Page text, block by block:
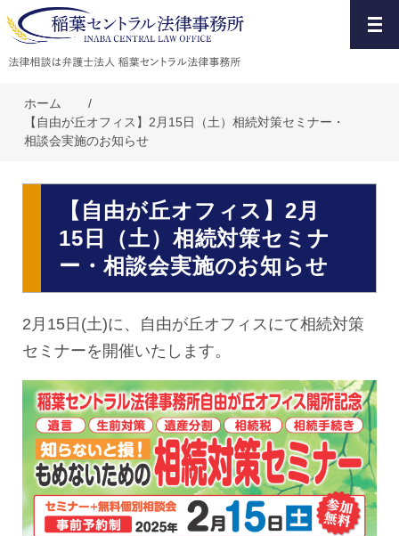
ホーム
/
【自由が丘オフィス】2月15日（土）相続対策セミナー・
相談会実施のお知らせ
【自由が丘オフィス】2月
15日（土）相続対策セミナ
ー・相談会実施のお知らせ
2月15日(土)に、自由が丘オフィスにて相続対策
セミナーを開催いたします。